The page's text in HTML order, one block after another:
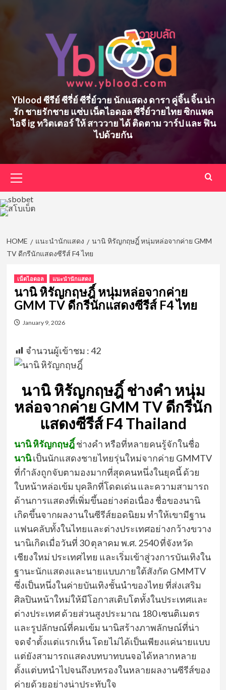
Yblood ซีรีย์ ซีรี่ย์ ซีรี่ย์วาย นักแสดง ดารา คู่จิ้น จิ้น น่า
รัก ชายรักชาย แซ่บ เน็ตไอดอล ซีรี่ย์วายไทย ซิกแพค
ไอจี ig ทวิตเตอร์ ให้ สาววาย ได้ ติดตาม วาร์ป และ ฟิน
ไปด้วยกัน
Menu
HOME แนะนำนักแสดง
นานิ หิรัญกฤษฎิ์ หนุ่มหล่อจากค่าย GMM
TV ดีกรีนักแสดงซีรีส์ F4 ไทย
เน็ตไอดอล แนะนำนักแสดง
นานิ หิรัญกฤษฎิ์ หนุ่มหล่อจากค่าย
GMM TV ดีกรีนักแสดงซีรีส์ F4 ไทย
January 9, 2026
จำนวนผู้เข้าชม :42
นานิ หิรัญกฤษฎิ์ ช่างคำ หนุ่ม
หล่อจากค่าย GMM TV ดีกรีนัก
แสดงซีรีส์ F4Thailand
นานิ หิรัญกฤษฎิ์ช่างคำ หรือที่หลายคนรู้จักในชื่อ
นานิเป็นนักแสดงชายไทยรุ่นใหม่จากค่าย GMMTV
ที่กำลังถูกจับตามองมากที่สุดคนหนึ่งในยุคนี้ ด้วย
ใบหน้าหล่อเข้ม บุคลิกที่โดดเด่น และความสามารถ
ด้านการแสดงที่เพิ่มขึ้นอย่างต่อเนื่อง ชื่อของนานิ
เกิดขึ้นจากผลงานในซีรีส์ยอดนิยม ทำให้เขามีฐาน
แฟนคลับทั้งในไทยและต่างประเทศอย่างกว้างขวาง
นานิเกิดเมื่อวันที่ 30 ตุลาคม พ.ศ. 2540 ที่จังหวัด
เชียงใหม่ ประเทศไทย และเริ่มเข้าสู่วงการบันเทิงใน
ฐานะนักแสดงและนายแบบภายใต้สังกัด GMMTV
ซึ่งเป็นหนึ่งในค่ายบันเทิงชั้นนำของไทย ที่ส่งเสริม
ศิลปินหน้าใหม่ให้มีโอกาสเติบโตทั้งในประเทศและ
ต่างประเทศ ด้วยส่วนสูงประมาณ 180 เซนติเมตร
และรูปลักษณ์ที่คมเข้ม นานิสร้างภาพลักษณ์ที่น่า
จดจำตั้งแต่แรกเห็น โดยไม่ได้เป็นเพียงแค่นายแบบ
แต่ยังสามารถแสดงบทบาทบนจอได้หลากหลาย
ตั้งแต่บทนำไปจนถึงบทรองในหลายผลงานซีรีส์ของ
ค่ายด้วยอย่างน่าประทับใจ